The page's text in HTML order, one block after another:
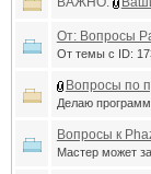
От: Вопросы
От темы с ID:
Вопросы по
Делаю
Вопросы к
Мастер может